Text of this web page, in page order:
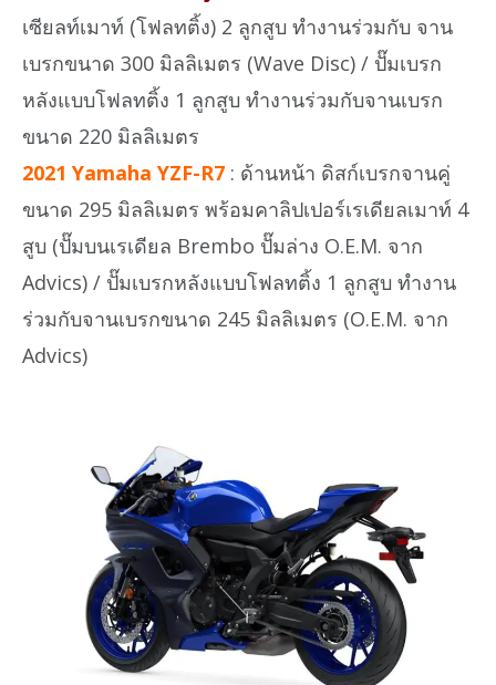
เซียลท์เมาท์ (โฟลทติ้ง) 2 ลูกสูบ ทำงานร่วมกับ จาน
เบรกขนาด 300 มิลลิเมตร (Wave Disc) / ปั๊มเบรก
หลังแบบโฟลทติ้ง 1 ลูกสูบ ทำงานร่วมกับจานเบรก
ขนาด 220 มิลลิเมตร
2021 Yamaha YZF-R7 : ด้านหน้า ดิสก์เบรกจานคู่
ขนาด 295 มิลลิเมตร พร้อมคาลิปเปอร์เรเดียลเมาท์ 4
สูบ (ปั๊มบนเรเดียล Brembo ปั๊มล่าง O.E.M. จาก
Advics) / ปั๊มเบรกหลังแบบโฟลทติ้ง 1 ลูกสูบ ทำงาน
ร่วมกับจานเบรกขนาด 245 มิลลิเมตร (O.E.M. จาก
Advics)